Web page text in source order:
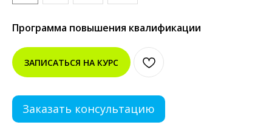
Программа повышения квалификации
ЗАПИСАТЬСЯ НА КУРС
Заказать консультацию